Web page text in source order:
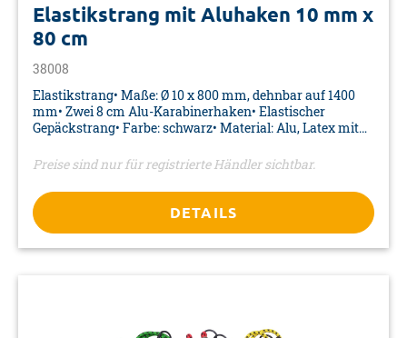
Elastikstrang mit Aluhaken 10 mm x
80 cm
38008
Elastikstrang• Maße: Ø 10 x 800 mm, dehnbar auf 1400
mm• Zwei 8 cm Alu-Karabinerhaken• Elastischer
Gepäckstrang• Farbe: schwarz• Material: Alu, Latex mit
Preise sind nur für registrierte Händler sichtbar.
DETAILS